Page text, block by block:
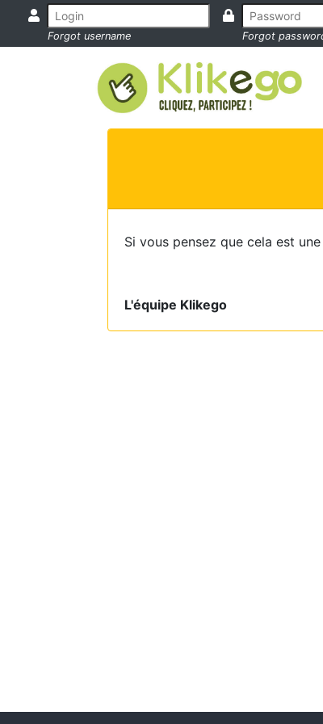
Forgot username Forgot
Si vous pensez que cela est
L'équipe Klikego